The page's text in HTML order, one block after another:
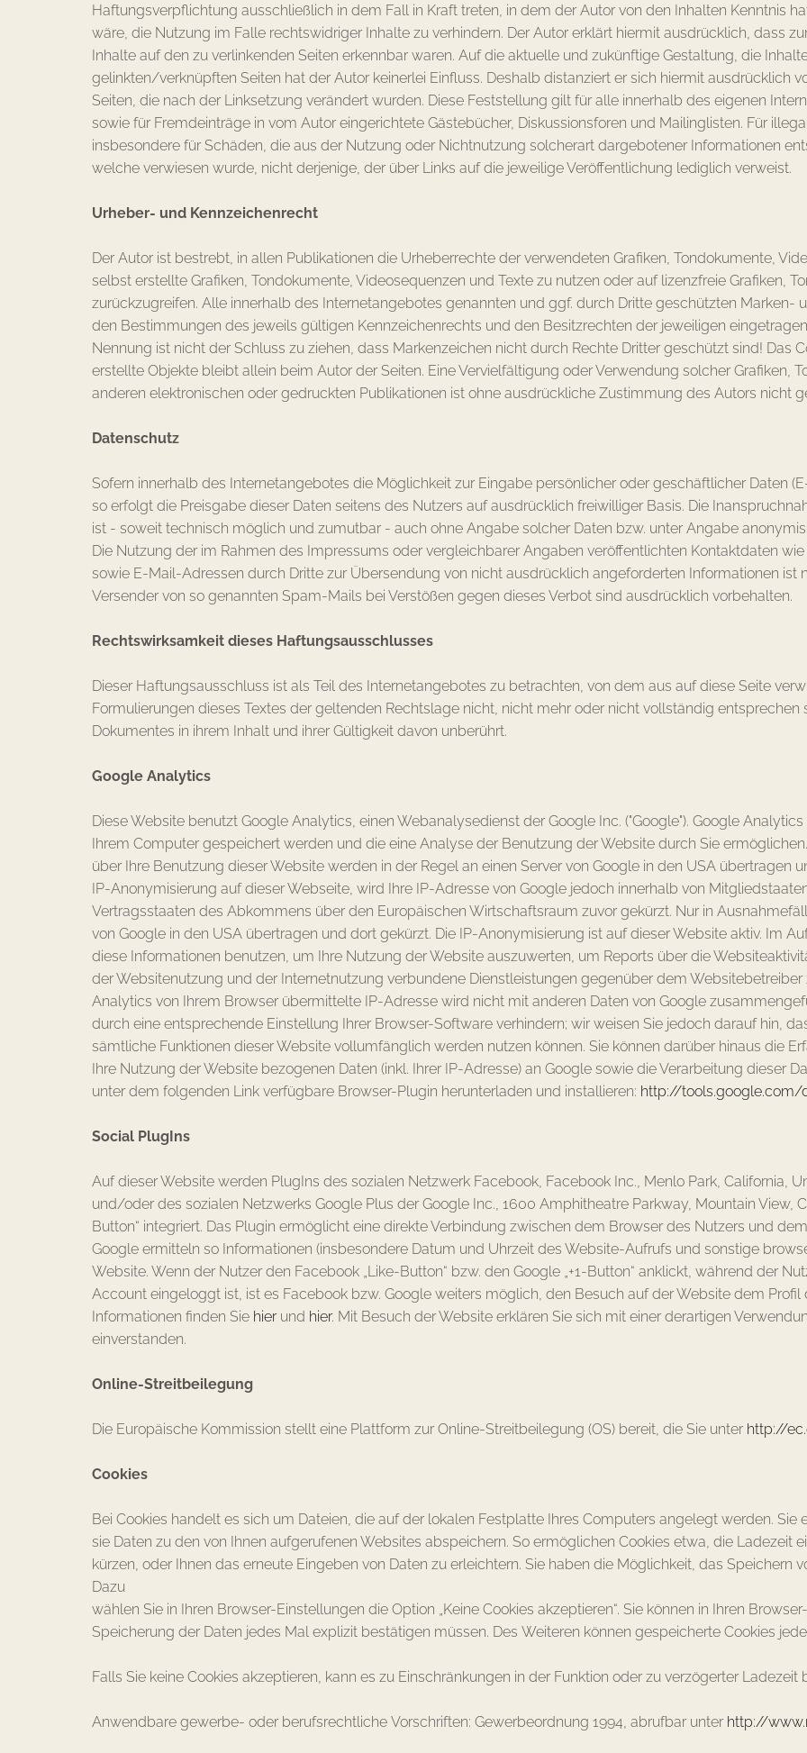
Haftungsverpflichtung ausschließlich in dem Fall in Kraft treten, in dem der Autor von den Inhalten Kenntnis
wäre, die Nutzung im Falle rechtswidriger Inhalte zu verhindern. Der Autor erklärt hiermit ausdrücklich, dass
Inhalte auf den zu verlinkenden Seiten erkennbar waren. Auf die aktuelle und zukünftige Gestaltung, die
gelinkten/verknüpften Seiten hat der Autor keinerlei Einfluss. Deshalb distanziert er sich hiermit ausdrücklich
Seiten, die nach der Linksetzung verändert wurden. Diese Feststellung gilt für alle innerhalb des eigenen
sowie für Fremdeinträge in vom Autor eingerichtete Gästebücher, Diskussionsforen und Mailinglisten. Für
insbesondere für Schäden, die aus der Nutzung oder Nichtnutzung solcherart dargebotener Informationen
welche verwiesen wurde, nicht derjenige, der über Links auf die jeweilige Veröffentlichung lediglich verweist.
Urheber- und Kennzeichenrecht
Der Autor ist bestrebt, in allen Publikationen die Urheberrechte der verwendeten Grafiken, Tondokumente,
selbst erstellte Grafiken, Tondokumente, Videosequenzen und Texte zu nutzen oder auf lizenzfreie Grafiken,
zurückzugreifen. Alle innerhalb des Internetangebotes genannten und ggf. durch Dritte geschützten Marken-
den Bestimmungen des jeweils gültigen Kennzeichenrechts und den Besitzrechten der jeweiligen
Nennung ist nicht der Schluss zu ziehen, dass Markenzeichen nicht durch Rechte Dritter geschützt sind! Das
erstellte Objekte bleibt allein beim Autor der Seiten. Eine Vervielfältigung oder Verwendung solcher Grafiken,
anderen elektronischen oder gedruckten Publikationen ist ohne ausdrückliche Zustimmung des Autors nicht
Datenschutz
Sofern innerhalb des Internetangebotes die Möglichkeit zur Eingabe persönlicher oder geschäftlicher Daten
so erfolgt die Preisgabe dieser Daten seitens des Nutzers auf ausdrücklich freiwilliger Basis. Die
ist - soweit technisch möglich und zumutbar - auch ohne Angabe solcher Daten bzw. unter Angabe
Die Nutzung der im Rahmen des Impressums oder vergleichbarer Angaben veröffentlichten Kontaktdaten
sowie E-Mail-Adressen durch Dritte zur Übersendung von nicht ausdrücklich angeforderten Informationen ist
Versender von so genannten Spam-Mails bei Verstößen gegen dieses Verbot sind ausdrücklich vorbehalten.
Rechtswirksamkeit dieses Haftungsausschlusses
Dieser Haftungsausschluss ist als Teil des Internetangebotes zu betrachten, von dem aus auf diese Seite
Formulierungen dieses Textes der geltenden Rechtslage nicht, nicht mehr oder nicht vollständig entsprechen
Dokumentes in ihrem Inhalt und ihrer Gültigkeit davon unberührt.
Google Analytics
Diese Website benutzt Google Analytics, einen Webanalysedienst der Google Inc. ("Google"). Google
Ihrem Computer gespeichert werden und die eine Analyse der Benutzung der Website durch Sie
über Ihre Benutzung dieser Website werden in der Regel an einen Server von Google in den USA übertragen
IP-Anonymisierung auf dieser Webseite, wird Ihre IP-Adresse von Google jedoch innerhalb von
Vertragsstaaten des Abkommens über den Europäischen Wirtschaftsraum zuvor gekürzt. Nur in
von Google in den USA übertragen und dort gekürzt. Die IP-Anonymisierung ist auf dieser Website aktiv. Im
diese Informationen benutzen, um Ihre Nutzung der Website auszuwerten, um Reports über die
der Websitenutzung und der Internetnutzung verbundene Dienstleistungen gegenüber dem Websitebetreiber
Analytics von Ihrem Browser übermittelte IP-Adresse wird nicht mit anderen Daten von Google
durch eine entsprechende Einstellung Ihrer Browser-Software verhindern; wir weisen Sie jedoch darauf hin,
sämtliche Funktionen dieser Website vollumfänglich werden nutzen können. Sie können darüber hinaus die
Ihre Nutzung der Website bezogenen Daten (inkl. Ihrer IP-Adresse) an Google sowie die Verarbeitung dieser
unter dem folgenden Link verfügbare Browser-Plugin herunterladen und installieren: http://
Social PlugIns
Auf dieser Website werden PlugIns des sozialen Netzwerk Facebook, Facebook Inc., Menlo Park, California,
und/oder des sozialen Netzwerks Google Plus der Google Inc., 1600 Amphitheatre Parkway, Mountain View,
Button“ integriert. Das Plugin ermöglicht eine direkte Verbindung zwischen dem Browser des Nutzers und
Google ermitteln so Informationen (insbesondere Datum und Uhrzeit des Website-Aufrufs und sonstige
Website. Wenn der Nutzer den Facebook „Like-Button“ bzw. den Google „+1-Button“ anklickt, während der
Account eingeloggt ist, ist es Facebook bzw. Google weiters möglich, den Besuch auf der Website dem
Informationen finden Sie hierund hier. Mit Besuch der Website erklären Sie sich mit einer derartigen
einverstanden.
Online-Streitbeilegung
Die Europäische Kommission stellt eine Plattform zur Online-Streitbeilegung (OS) bereit, die Sie unter http://
Cookies
Bei Cookies handelt es sich um Dateien, die auf der lokalen Festplatte Ihres Computers angelegt werden.
sie Daten zu den von Ihnen aufgerufenen Websites abspeichern. So ermöglichen Cookies etwa, die Ladezeit
kürzen, oder Ihnen das erneute Eingeben von Daten zu erleichtern. Sie haben die Möglichkeit, das Speichern
Dazu
wählen Sie in Ihren Browser-Einstellungen die Option „Keine Cookies akzeptieren“. Sie können in Ihren
Speicherung der Daten jedes Mal explizit bestätigen müssen. Des Weiteren können gespeicherte Cookies
Falls Sie keine Cookies akzeptieren, kann es zu Einschränkungen in der Funktion oder zu verzögerter
Anwendbare gewerbe- oder berufsrechtliche Vorschriften: Gewerbeordnung 1994, abrufbar unter http://